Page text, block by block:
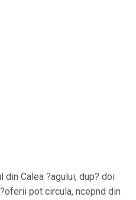
Calea ?agului, dup? doi
pot circula, ncepnd din